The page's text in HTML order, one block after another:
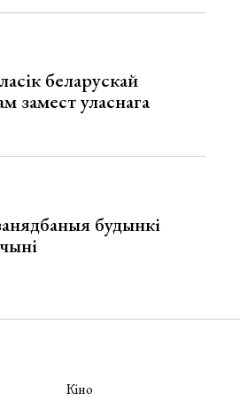
беларускай
замест уласнага
будынкі
Кіно